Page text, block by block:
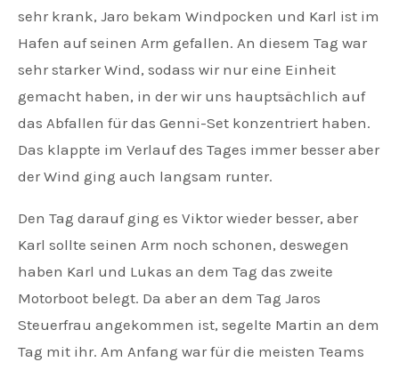
sehr krank, Jaro bekam Windpocken und Karl ist im
Hafen auf seinen Arm gefallen. An diesem Tag war
sehr starker Wind, sodass wir nur eine Einheit
gemacht haben, in der wir uns hauptsächlich auf
das Abfallen für das Genni-Set konzentriert haben.
Das klappte im Verlauf des Tages immer besser aber
der Wind ging auch langsam runter.
Den Tag darauf ging es Viktor wieder besser, aber
Karl sollte seinen Arm noch schonen, deswegen
haben Karl und Lukas an dem Tag das zweite
Motorboot belegt. Da aber an dem Tag Jaros
Steuerfrau angekommen ist, segelte Martin an dem
Tag mit ihr. Am Anfang war für die meisten Teams